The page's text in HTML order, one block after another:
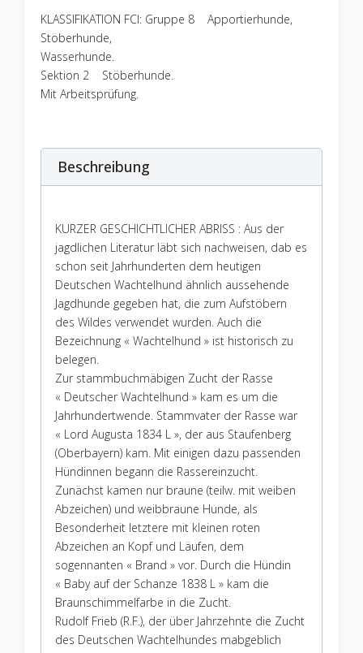
KLASSIFIKATION FCI: Gruppe 8 Apportierhunde,
Stöberhunde,
Wasserhunde.
Sektion 2 Stöberhunde.
Mit Arbeitsprüfung.
Beschreibung
KURZER GESCHICHTLICHER ABRISS : Aus der
jagdlichen Literatur läbt sich nachweisen, dab es
schon seit Jahrhunderten dem heutigen
Deutschen Wachtelhund ähnlich aussehende
Jagdhunde gegeben hat, die zum Aufstöbern
des Wildes verwendet wurden. Auch die
Bezeichnung « Wachtelhund » ist historisch zu
belegen.
Zur stammbuchmäbigen Zucht der Rasse
« Deutscher Wachtelhund » kam es um die
Jahrhundertwende. Stammvater der Rasse war
« Lord Augusta 1834 L », der aus Staufenberg
(Oberbayern) kam. Mit einigen dazu passenden
Hündinnen begann die Rassereinzucht.
Zunächst kamen nur braune (teilw. mit weiben
Abzeichen) und weibbraune Hunde, als
Besonderheit letztere mit kleinen roten
Abzeichen an Kopf und Läufen, dem
sogennanten « Brand » vor. Durch die Hündin
« Baby auf der Schanze 1838 L » kam die
Braunschimmelfarbe in die Zucht.
Rudolf Frieb (R.F.), der über Jahrzehnte die Zucht
des Deutschen Wachtelhundes mabgeblich